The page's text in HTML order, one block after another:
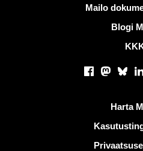
Rohkem informatsiooni
Mailo
Blogi
Facebook
Mastodon
Harta